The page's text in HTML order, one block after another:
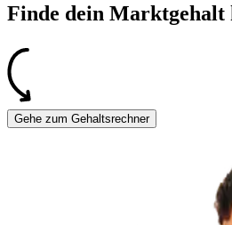
Finde dein Marktgehalt
Gehe zum Gehaltsrechner